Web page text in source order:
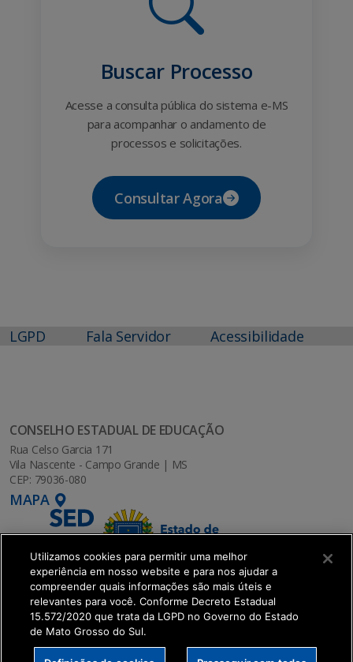
Buscar Processo
Acesse a consulta pública do sistema e-MS
para acompanhar o andamento de
processos e solicitações.
Consultar Agora
LGPD Fala Servidor Acessibilidade
CONSELHO ESTADUAL DE EDUCAÇÃO
Rua Celso Garcia 171
Vila Nascente - Campo Grande | MS
CEP: 79036-080
MAPA
SETDIG | Secretaria-Executiva de Transformação
Utilizamos cookies para permitir uma melhor
experiência em nosso website e para nos ajudar a
compreender quais informações são mais úteis e
relevantes para você. Conforme Decreto Estadual
15.572/2020 que trata da LGPD no Governo do Estado
de Mato Grosso do Sul.